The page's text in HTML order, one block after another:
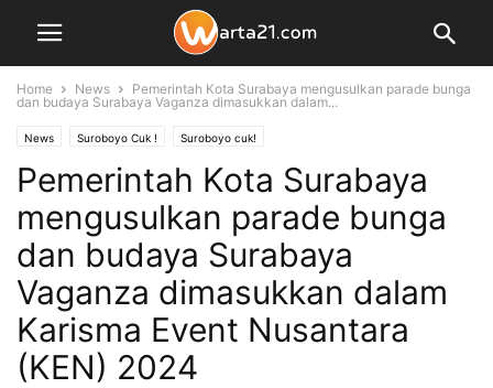
Home News
Pemerintah Kota Surabaya mengusulkan parade bunga
dan budaya Surabaya Vaganza dimasukkan dalam...
News Suroboyo Cuk ! Suroboyo cuk!
Pemerintah Kota Surabaya
mengusulkan parade bunga
dan budaya Surabaya
Vaganza dimasukkan dalam
Karisma Event Nusantara
(KEN) 2024